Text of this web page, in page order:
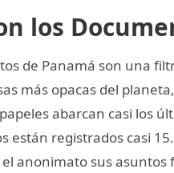
los
de Panamá son una
más opacas del
abarcan casi los
están registrados casi
anonimato sus asuntos